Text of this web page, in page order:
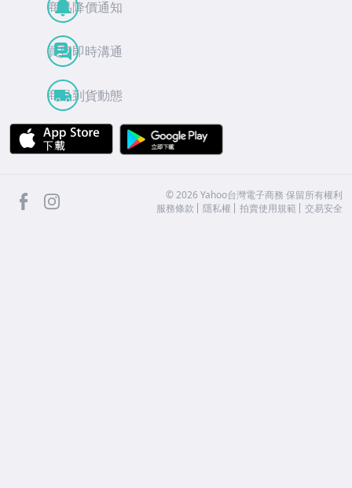
商品降價通知
買賣即時溝通
商品到貨動態
APP Store
facebook ©2026 Yahoo台灣電子商務 保留所有權利
服務條款
隱私權 拍賣使用規範 交易安全